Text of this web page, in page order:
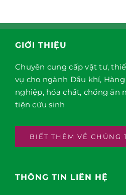
GIỚI THIỆU
Chuyên cung cấp vật tư,
vụ cho ngành Dầu khí,
nghiệp, hóa chất, chống ăn
tiện cứu sinh
BIẾT THÊM VỀ CHÚNG
THÔNG TIN LIÊN HỆ